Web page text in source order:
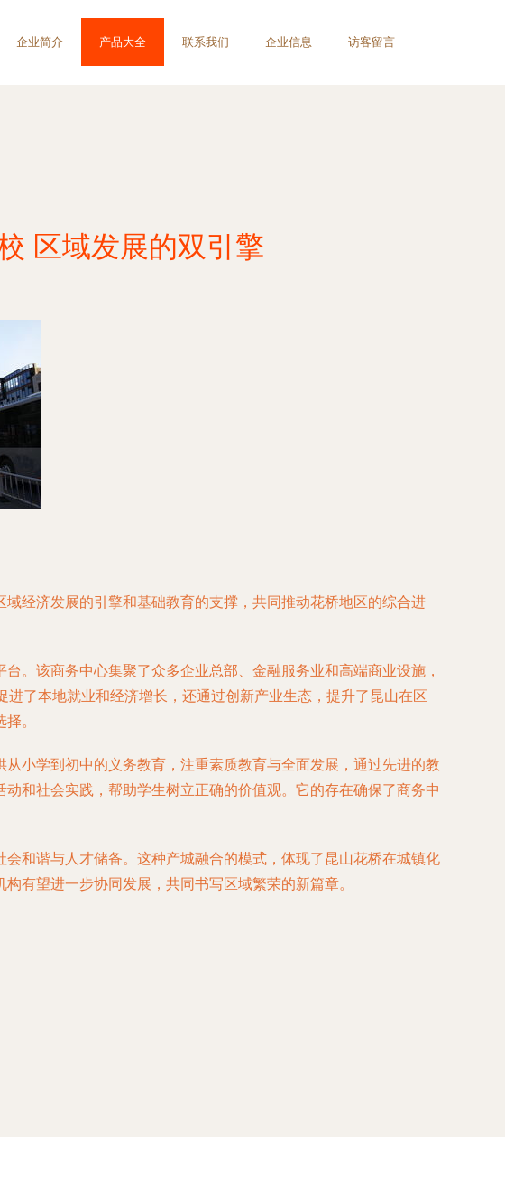
企业简介 产品大全 联系我们 企业信息 访客留言
区域发展的双引擎
经济发展的引擎和基础教育的支撑，共同推动花桥地区的综合进
。该商务中心集聚了众多企业总部、金融服务业和高端商业设施，
了本地就业和经济增长，还通过创新产业生态，提升了昆山在区
。
小学到初中的义务教育，注重素质教育与全面发展，通过先进的教
和社会实践，帮助学生树立正确的价值观。它的存在确保了商务中
和谐与人才储备。这种产城融合的模式，体现了昆山花桥在城镇化
有望进一步协同发展，共同书写区域繁荣的新篇章。